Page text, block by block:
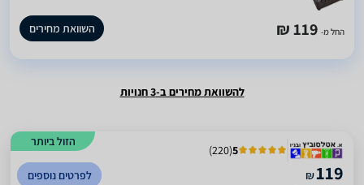
החל מ- 119 ₪ השוואת מחירים
להשוואת מחירים ב-3 חנויות
הזול ביותר
5
(
220
)
₪119 לפרטים נוספים